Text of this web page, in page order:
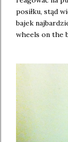
posiłku, stąd
bajek
wheels on the